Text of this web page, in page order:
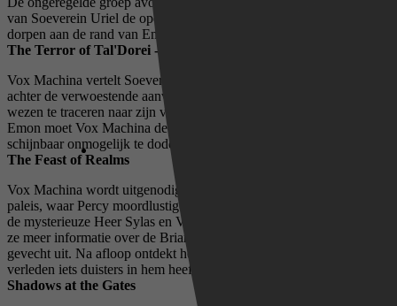
van Soeverein Uriel de opdracht om uit te zoeken wie (of wat) de
dorpen aan de rand van Emon verwoest.
The Terror of Tal'Dorei - Part 2
Vox Machina vertelt Soeverein Uriel over de monsterlijke dader
achter de verwoestende aanvallen op het dorp en slaagt erin het
wezen te traceren naar zijn verborgen hol. Voor de veiligheid van
Emon moet Vox Machina de confrontatie aangaan met een beest dat
schijnbaar onmogelijk te doden is.
The Feast of Realms
Vox Machina wordt uitgenodigd voor een formeel diner in het
paleis, waar Percy moordlustige figuren uit zijn verleden tegenkomt:
de mysterieuze Heer Sylas en Vrouwe Delilah Briarwood. Terwijl
ze meer informatie over de Briarwoods verzamelen, breekt er een
gevecht uit. Na afloop ontdekt het team dat Percy's getraumatiseerde
verleden iets duisters in hem heeft doen broeien.
Shadows at the Gates